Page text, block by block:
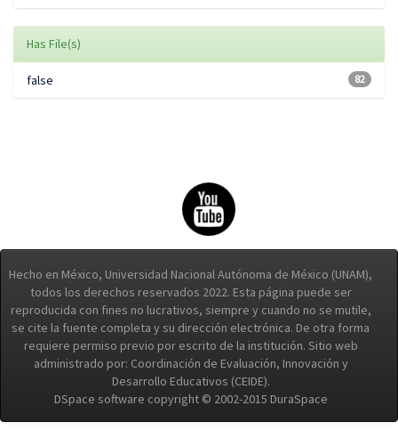
Has File(s)
82
false
Hecho en México, Universidad Nacional Autónoma de México (UNAM),
todos los derechos reservados 2022. Esta página puede ser
reproducida con fines no lucrativos, siempre y cuando no se mutile,
se cite la fuente completa y su dirección electrónica. De otra forma
requiere permiso previo por escrito de la institución. Sitio web
administrado por: Coordinación de Evaluación, Innovación y
Desarrollo Educativos (CEIDE).
DSpace software copyright © 2002-2015 DuraSpace